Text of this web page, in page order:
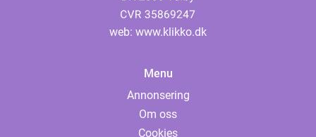
web: www.klikko.dk
Menu
Annonsering
Om oss
Cookies